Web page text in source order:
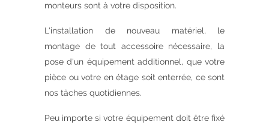
monteurs sont à votre disposition.
L'installation de nouveau matériel, le
montage de tout accessoire nécessaire, la
pose d'un équipement additionnel, que votre
pièce ou votre en étage soit enterrée, ce sont
nos tâches quotidiennes.
Peu importe si votre équipement doit être fixé